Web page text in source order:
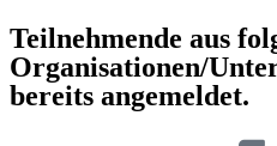
Teilnehmende aus
Organisationen/
bereits angemeldet.